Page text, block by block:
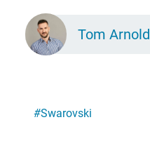
Tom Arnold
#Swarovski